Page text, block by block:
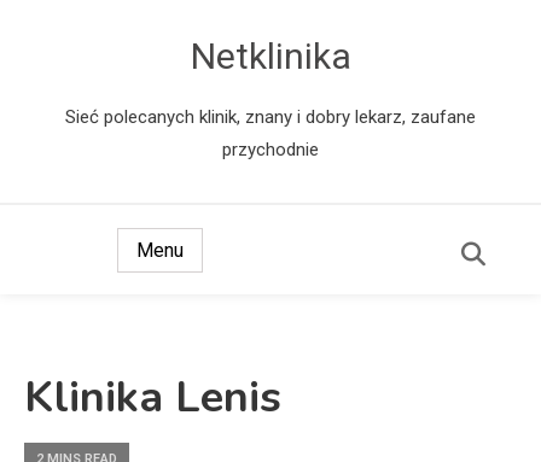
Netklinika
Sieć polecanych klinik, znany i dobry lekarz, zaufane
przychodnie
Menu
Klinika Lenis